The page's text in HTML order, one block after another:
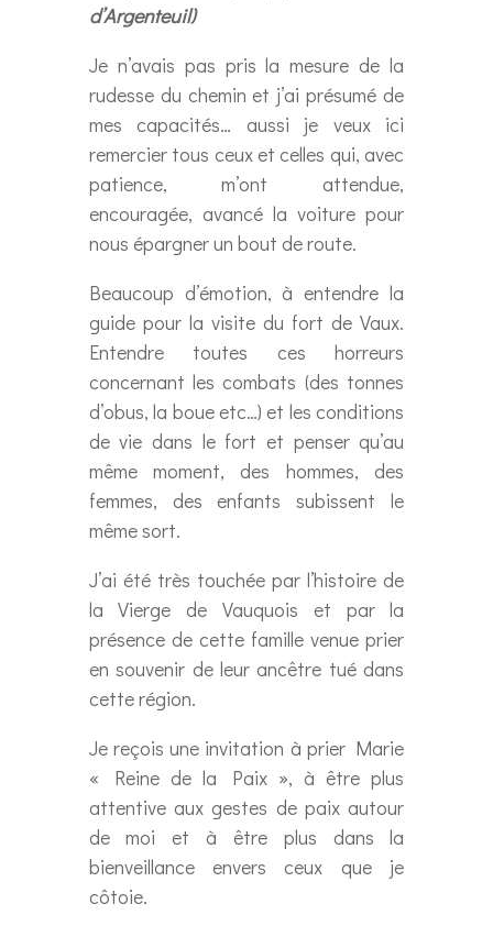
d’Argenteuil)
Je n’avais pas pris la mesure de la
rudesse du chemin et j’ai présumé de
mes capacités… aussi je veux ici
remercier tous ceux et celles qui, avec
patience, m’ont attendue,
encouragée, avancé la voiture pour
nous épargner un bout de route.
Beaucoup d’émotion, à entendre la
guide pour la visite du fort de Vaux.
Entendre toutes ces horreurs
concernant les combats (des tonnes
d’obus, la boue etc…) et les conditions
de vie dans le fort et penser qu’au
même moment, des hommes, des
femmes, des enfants subissent le
même sort.
J’ai été très touchée par l’histoire de
la Vierge de Vauquois et par la
présence de cette famille venue prier
en souvenir de leur ancêtre tué dans
cette région.
Je reçois une invitation à prier Marie
« Reine de la Paix », à être plus
attentive aux gestes de paix autour
de moi et à être plus dans la
bienveillance envers ceux que je
côtoie.